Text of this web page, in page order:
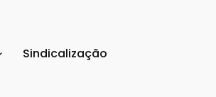
Sindicalização